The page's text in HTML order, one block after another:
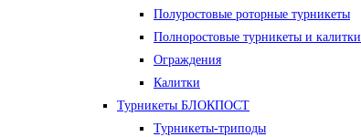
Полуростовые роторные турникеты
Полноростовые турникеты и калитки
Ограждения
Калитки
Турникеты БЛОКПОСТ
Турникеты-триподы